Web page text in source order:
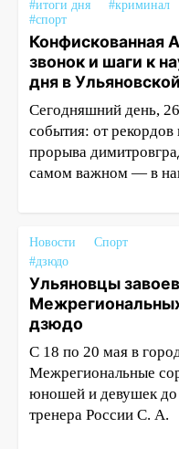
#итоги дня
#криминал
#спорт
Конфискованная
звонок и шаги к
дня в
Сегодняшний день,
события: от
прорыва
самом важном — в
Новости
Спорт
#дзюдо
Ульяновцы
дзюдо
С 18 по 20 мая в
Межрегиональные
юношей и девушек до
тренера России С. А.